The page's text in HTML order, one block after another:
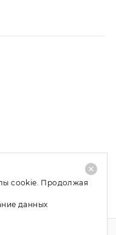
cookie. Продолжая
данных